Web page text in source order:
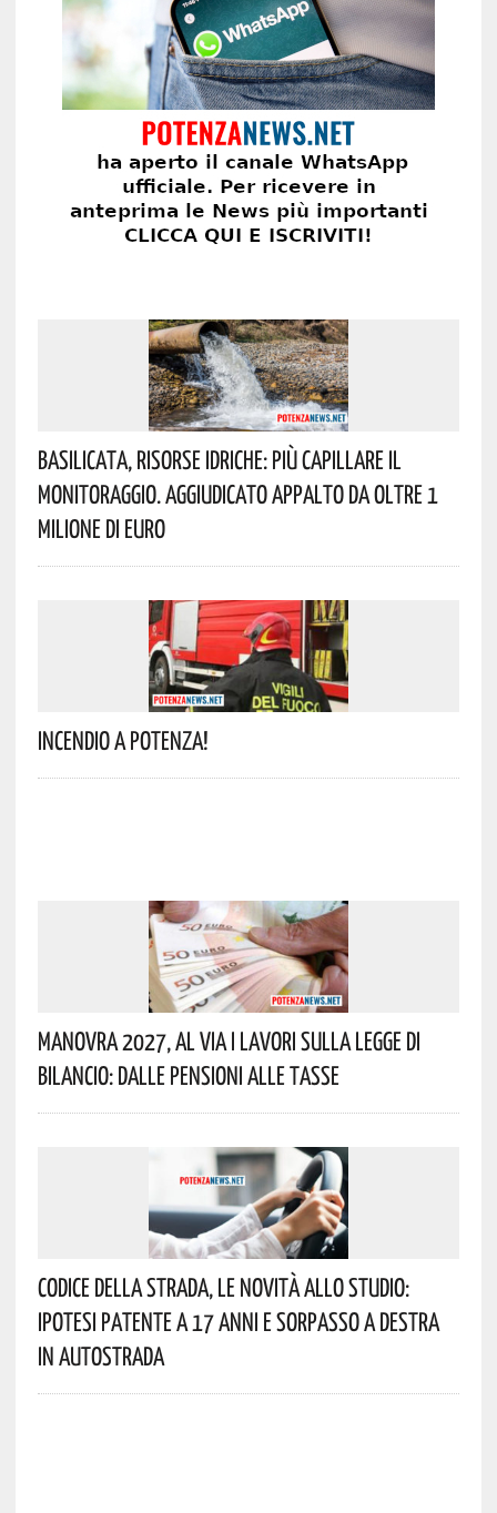
Basilicata, Risorse Idriche: Più Capillare Il
Monitoraggio. Aggiudicato Appalto Da Oltre 1
Milione Di Euro
Incendio A Potenza!
Manovra 2027, Al Via I Lavori Sulla Legge Di
Bilancio: Dalle Pensioni Alle Tasse
Codice Della Strada, Le Novità Allo Studio:
Ipotesi Patente A 17 Anni E Sorpasso A Destra
In Autostrada